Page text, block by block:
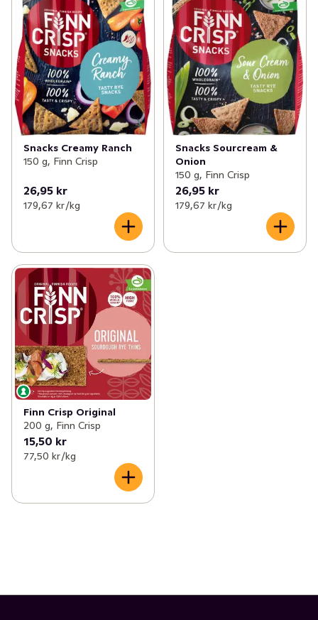
Snacks Creamy Ranch
150 g, Finn Crisp
26,95 kr
179,67 kr /kg
Snacks Sourcream &
Onion
150 g, Finn Crisp
26,95 kr
179,67 kr /kg
Finn Crisp Original
200 g, Finn Crisp
15,50 kr
77,50 kr /kg